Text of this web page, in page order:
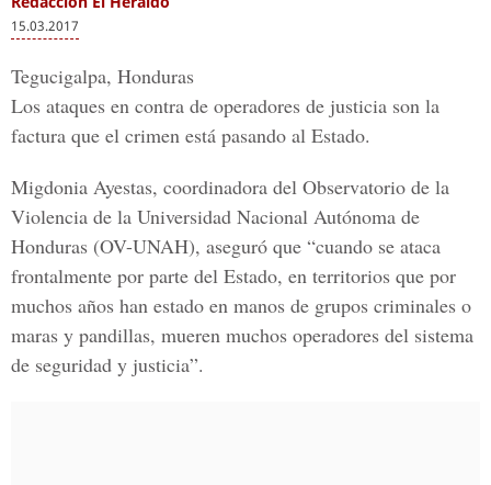
15.03.2017
Tegucigalpa, Honduras
Los ataques en contra de operadores de justicia son la
factura que el crimen está pasando al Estado.
Migdonia Ayestas, coordinadora del Observatorio de la
Violencia de la Universidad Nacional Autónoma de
Honduras (OV-UNAH), aseguró que “cuando se ataca
frontalmente por parte del Estado, en territorios que por
muchos años han estado en manos de grupos criminales o
maras y pandillas, mueren muchos operadores del sistema
de seguridad y justicia”.